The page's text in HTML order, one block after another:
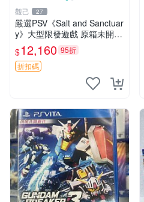
觀己 27
嚴選PSV《Salt and Sanctuar
y》大型限發遊戲 原箱未開
適合收藏 Salt and Sanctuary
PSV 游戲 新品 盒裝
$12,160 95折
折扣碼